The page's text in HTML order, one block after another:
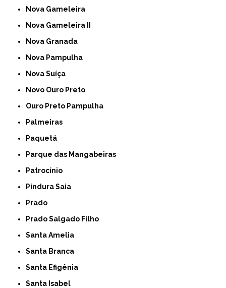
Nova Gameleira
Nova Gameleira II
Nova Granada
Nova Pampulha
Nova Suíça
Novo Ouro Preto
Ouro Preto Pampulha
Palmeiras
Paquetá
Parque das Mangabeiras
Patrocínio
Pindura Saia
Prado
Prado Salgado Filho
Santa Amelia
Santa Branca
Santa Efigênia
Santa Isabel